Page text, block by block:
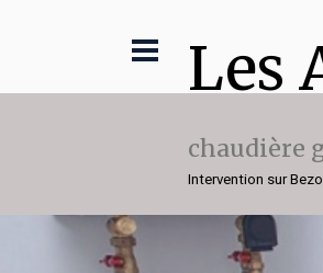
Les
chaudière
Intervention sur